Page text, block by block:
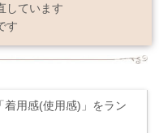
しています
す
着用感(使用感)」をラン